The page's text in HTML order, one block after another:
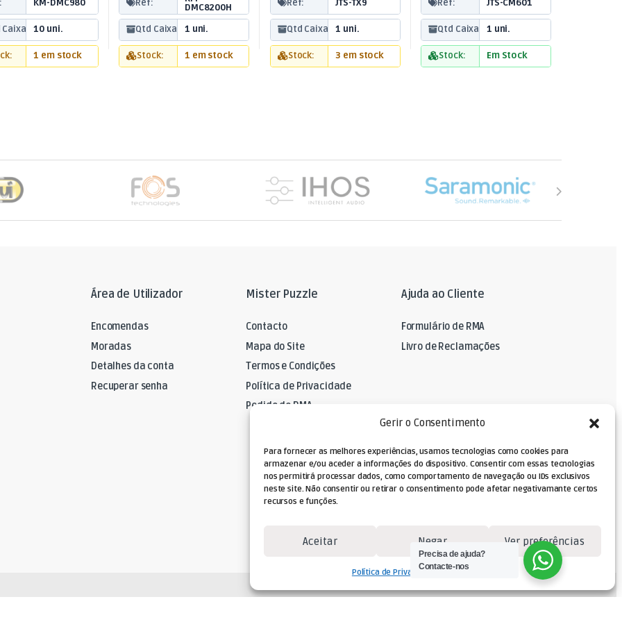
Gerir o Consentimento
Para fornecer as melhores experiências, usamos tecnologias como cookies para
armazenar e/ou aceder a informações do dispositivo. Consentir com essas tecnologias
nos permitirá processar dados, como comportamento de navegação ou IDs exclusivos
neste site. Não consentir ou retirar o consentimento pode afetar negativamante certos
recursos e funções.
Aceitar Negar Ver preferências
Política de PrivacidadeTermos e Condições
KM-DMC980
10 uni.
1 em stock
Ref:
DMC8200H
Qtd Caixa:
1 uni.
Stock: 1 em stock
Ref: JTS-TX9
Qtd Caixa: 1 uni.
Stock: 3 em stock
Ref: JTS-CM601
Qtd Caixa: 1 uni.
Stock: Em Stock
Área de Utilizador
Encomendas
Moradas
Detalhes da conta
Recuperar senha
Mister Puzzle
Contacto
Mapa do Site
Termos e Condições
Política de Privacidade
Pedido de RMA
Ajuda ao Cliente
Formulário de RMA
Livro de Reclamações
Precisa de ajuda?
Contacte-nos